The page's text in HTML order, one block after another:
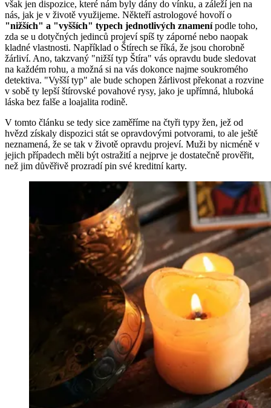
však jen dispozice, které nám byly dány do vínku, a záleží jen na
nás, jak je v životě využijeme. Někteří astrologové hovoří o
"nižších" a "vyšších" typech jednotlivých znamenípodle toho,
zda se u dotyčných jedinců projeví spíš ty záporné nebo naopak
kladné vlastnosti. Například o Štírech se říká, že jsou chorobně
žárliví. Ano, takzvaný "nižší typ Štíra" vás opravdu bude sledovat
na každém rohu, a možná si na vás dokonce najme soukromého
detektiva. "Vyšší typ" ale bude schopen žárlivost překonat a rozvine
v sobě ty lepší štírovské povahové rysy, jako je upřímná, hluboká
láska bez falše a loajalita rodině.
V tomto článku se tedy sice zaměříme na čtyři typy žen, jež od
hvězd získaly dispozici stát se opravdovými potvorami, to ale ještě
neznamená, že se tak v životě opravdu projeví. Muži by nicméně v
jejich případech měli být ostražití a nejprve je dostatečně prověřit,
než jim důvěřivě prozradí pin své kreditní karty.